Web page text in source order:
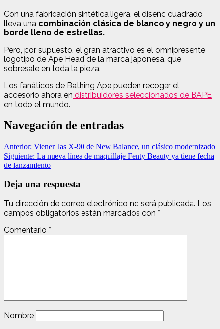
Con una fabricación sintética ligera, el diseño cuadrado
lleva una combinación clásica de blanco y negro y un
borde lleno de estrellas.
Pero, por supuesto, el gran atractivo es el omnipresente
logotipo de Ape Head de la marca japonesa, que
sobresale en toda la pieza.
Los fanáticos de Bathing Ape pueden recoger el
accesorio ahora en distribuidores seleccionados de BAPE
en todo el mundo.
Navegación de entradas
Anterior: Vienen las X-90 de New Balance, un clásico modernizado
Siguiente: La nueva línea de maquillaje Fenty Beauty ya tiene fecha
de lanzamiento
Deja una respuesta
Tu dirección de correo electrónico no será publicada. Los
campos obligatorios están marcados con *
Comentario *
Nombre